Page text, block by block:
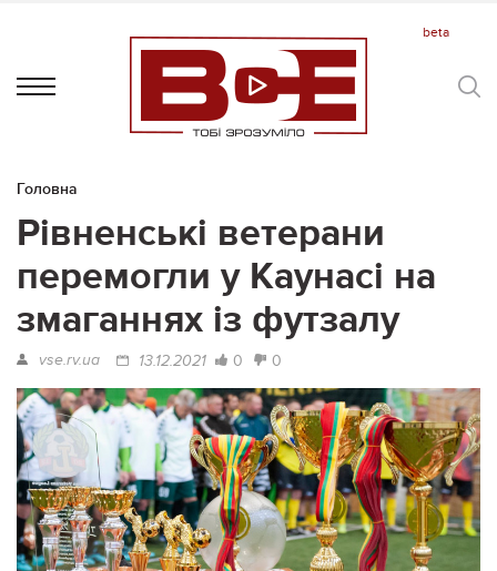
Головна
Рівненські ветерани
перемогли у Каунасі на
змаганнях із футзалу
vse.rv.ua 13.12.2021 0 0